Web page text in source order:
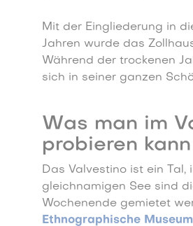
Mit der Eingliederung in
Jahren wurde das
Während der trockenen
sich in seiner ganzen
Was man im
probieren kann
Das Valvestino ist ein
gleichnamigen See sind
Wochenende gemietet
Ethnographische